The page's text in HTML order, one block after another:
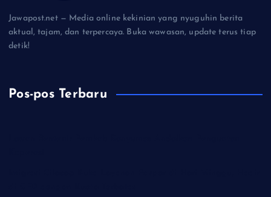
Jawapost.net — Media online kekinian yang nyuguhin berita
aktual, tajam, dan terpercaya. Buka wawasan, update terus tiap
detik!
Pos-pos Terbaru